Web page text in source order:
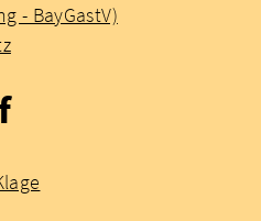
- BayGastV)